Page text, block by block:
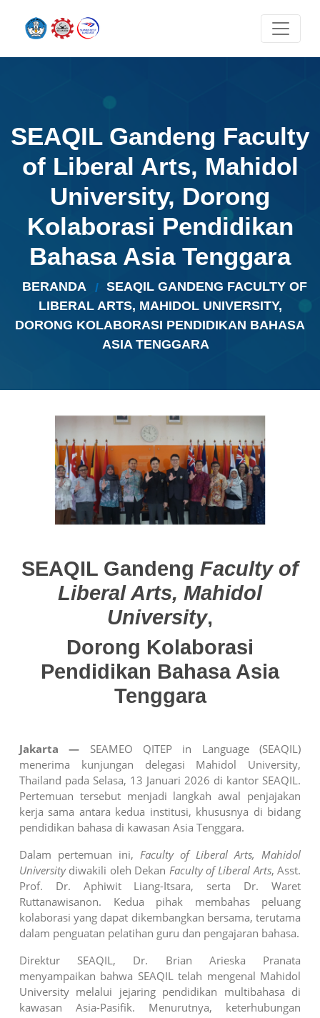
SEAQIL Gandeng Faculty
of Liberal Arts, Mahidol
University, Dorong
Kolaborasi Pendidikan
Bahasa Asia Tenggara
BERANDA
SEAQIL GANDENG FACULTY OF
LIBERAL ARTS, MAHIDOL UNIVERSITY,
DORONG KOLABORASI PENDIDIKAN BAHASA
ASIA TENGGARA
SEAQIL Gandeng Faculty of
Liberal Arts, Mahidol
University,
Dorong Kolaborasi
Pendidikan Bahasa Asia
Tenggara
Jakarta — SEAMEO QITEP in Language (SEAQIL)
menerima kunjungan delegasi Mahidol University,
Thailand pada Selasa, 13 Januari 2026 di kantor SEAQIL.
Pertemuan tersebut menjadi langkah awal penjajakan
kerja sama antara kedua institusi, khususnya di bidang
pendidikan bahasa di kawasan Asia Tenggara.
Dalam pertemuan ini, Faculty of Liberal Arts, Mahidol
Universitydiwakili oleh Dekan Faculty of Liberal Arts, Asst.
Prof. Dr. Aphiwit Liang-Itsara, serta Dr. Waret
Ruttanawisanon. Kedua pihak membahas peluang
kolaborasi yang dapat dikembangkan bersama, terutama
dalam penguatan pelatihan guru dan pengajaran bahasa.
Direktur SEAQIL, Dr. Brian Arieska Pranata
menyampaikan bahwa SEAQIL telah mengenal Mahidol
University melalui jejaring pendidikan multibahasa di
kawasan Asia-Pasifik. Menurutnya, keterhubungan